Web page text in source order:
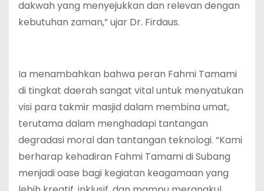
dakwah yang menyejukkan dan relevan dengan
kebutuhan zaman,” ujar Dr. Firdaus.
Ia menambahkan bahwa peran Fahmi Tamami
di tingkat daerah sangat vital untuk menyatukan
visi para takmir masjid dalam membina umat,
terutama dalam menghadapi tantangan
degradasi moral dan tantangan teknologi. “Kami
berharap kehadiran Fahmi Tamami di Subang
menjadi oase bagi kegiatan keagamaan yang